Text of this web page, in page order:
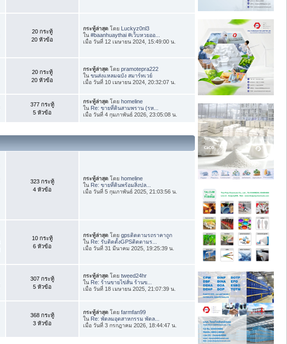
20 กระทู้
20 หัวข้อ
กระทู้ล่าสุด โดย Luckyz0nl3
ใน#baanhuaythai #เว็บหวยออ...
เมื่อ วันที่ 12 เมษายน 2024, 15:49:00 น.
20 กระทู้
20 หัวข้อ
กระทู้ล่าสุด โดยpramotepra222
ในขนส่งแหลมฉบัง สมาร์ทเวย์
เมื่อ วันที่ 10 เมษายน 2024, 20:32:07 น.
377 กระทู้
5 หัวข้อ
กระทู้ล่าสุด โดยhomeline
ใน Re: ขายที่ดินสามพราน (รห...
เมื่อ วันที่ 4 กุมภาพันธ์ 2026, 23:05:08 น.
323 กระทู้
4 หัวข้อ
กระทู้ล่าสุด โดยhomeline
ใน Re: ขายที่ดินพร้อมสิ่งปล...
เมื่อ วันที่ 5 กุมภาพันธ์ 2025, 21:03:56 น.
10 กระทู้
6 หัวข้อ
กระทู้ล่าสุด โดยgpsติดตามรถราคาถูก
ใน Re: รับติดตั้งGPSติดตามร...
เมื่อ วันที่ 31 มีนาคม 2025, 19:25:39 น.
307 กระทู้
5 หัวข้อ
กระทู้ล่าสุด โดยtweed24hr
ใน Re: ร้านขายไข่สั่น ร้านข...
เมื่อ วันที่ 18 เมษายน 2025, 21:07:39 น.
368 กระทู้
3 หัวข้อ
กระทู้ล่าสุด โดยfarmfan99
ใน Re: พัดลมอุตสาหกรรม พัดล...
เมื่อ วันที่ 3 กรกฎาคม 2026, 18:44:47 น.